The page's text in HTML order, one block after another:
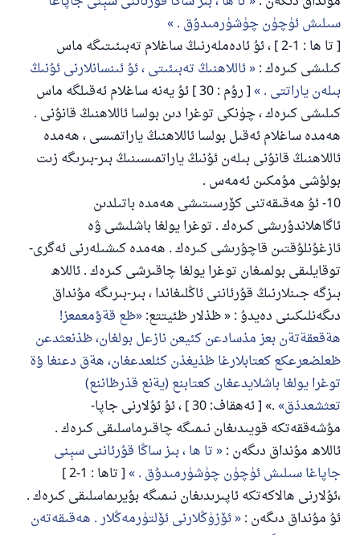
سىلىش ئۈچۈن چۈشۈرمىدۇق .
[ تا ھا : 1-2 ] ، ئۇ ئادەملەرنىڭ ساغلام تەبىئىتىگە ماس
كىلىشى كىرەك : ئاللاھنىڭ تەبىئىتى ، ئۇ ئىنسانلارنى ئۇنىڭ
بىلەن ياراتتى .
[ رۇم : 30 ] ئۇ يەنە ساغلام ئەقىلگە ماس
كىلىشى كىرەك ، چۈنكى توغرا دىن بولسا ئاللاھنىڭ قانۇنى .
ھەمدە ساغلام ئەقىل بولسا ئاللاھنىڭ ياراتمىسى ، ھەمدە
ئاللاھنىڭ قانۇنى بىلەن ئۇنىڭ ياراتمىسىنىڭ بىر-بىرىگە زىت
بولۇشى مۇمكىن ئەمەس .
10- ئۇ ھەقىقەتنى كۆرسىتىشى ھەمدە باتىلدىن
ئاگاھلاندۇرىشى كىرەك . توغرا يولغا باشلىشى ۋە
ئازغۇنلۇقتىن قاچۇرىشى كىرەك . ھەمدە كىشىلەرنى ئەگرى-
توقايلىقى بولمىغان توغرا يولغا چاقىرشى كىرەك . ئاللاھ
بىزگە جىنلارنىڭ قۇرئاننى ئاڭلىغاندا ، بىر-بىرىگە مۇنداق
دىگەنلىكىنى دەيدۇ : « ظذلار ظئيتتع: ظع قةؤمعمعز!
هةقعقةتةن بعز مذسادعن كئيعن نازعل بولغان، ظذنعثدعن
ظعلضعرعكع كعتابلارغا ظذيغذن كئلعدعغان، هةق دعنغا ؤة
توغرا يولغا باشلايدعغان كعتابنع (يةنع قذرظاننع)
تعثشعدذق
.» [ ئەھقاف: 30 ] ، ئۇ ئۇلارنى جاپا-
مۇشەققەتكە قويىدىغان نىمىگە چاقىرماسلىقى كىرەك .
ئاللاھ مۇنداق دىگەن : تا ھا ، بىز ساڭا قۇرئاننى سېنى
جاپاغا سىلىش ئۈچۈن چۈشۈرمىدۇق .
[ تاھا : 1-2 ]
،ئۇلارنى ھالاكەتكە ئاپىرىدىغان نىمىگە بۇيرىماسلىقى كىرەك .
ئۇ مۇنداق دىگەن : ئۆزۈڭلارنى ئۆلتۈرمەڭلار . ھەقىقەتەن